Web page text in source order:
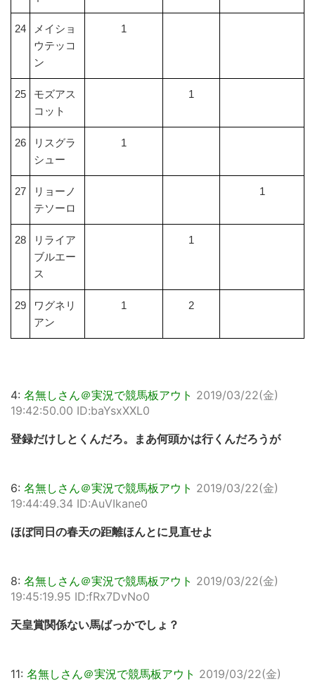
24
メイショ
ウテッコ
ン
1
25
モズアス
コット
1
26
リスグラ
シュー
1
27
リョーノ
テソーロ
1
28
リライア
ブルエー
ス
1
29
ワグネリ
アン
1 2
4: 名無しさん＠実況で競馬板アウト 2019/03/22(金)
19:42:50.00 ID:baYsxXXL0
登録だけしとくんだろ。まあ何頭かは行くんだろうが
6: 名無しさん＠実況で競馬板アウト 2019/03/22(金)
19:44:49.34 ID:AuVIkane0
ほぼ同日の春天の距離ほんとに見直せよ
8: 名無しさん＠実況で競馬板アウト 2019/03/22(金)
19:45:19.95 ID:fRx7DvNo0
天皇賞関係ない馬ばっかでしょ？
11: 名無しさん＠実況で競馬板アウト 2019/03/22(金)